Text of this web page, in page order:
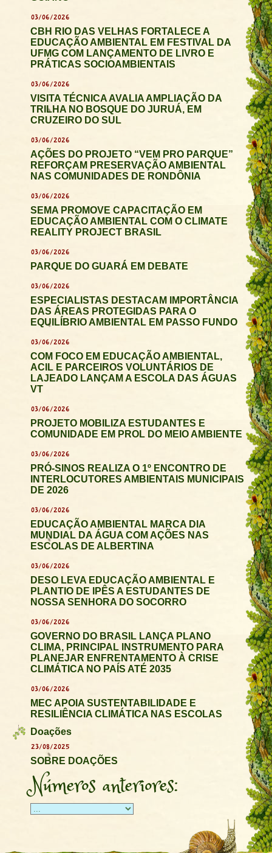
03/06/2026
CBH RIO DAS VELHAS FORTALECE A
EDUCAÇÃO AMBIENTAL EM FESTIVAL DA
UFMG COM LANÇAMENTO DE LIVRO E
PRÁTICAS SOCIOAMBIENTAIS
03/06/2026
VISITA TÉCNICA AVALIA AMPLIAÇÃO DA
TRILHA NO BOSQUE DO JURUÁ, EM
CRUZEIRO DO SUL
03/06/2026
AÇÕES DO PROJETO “VEM PRO PARQUE”
REFORÇAM PRESERVAÇÃO AMBIENTAL
NAS COMUNIDADES DE RONDÔNIA
03/06/2026
SEMA PROMOVE CAPACITAÇÃO EM
EDUCAÇÃO AMBIENTAL COM O CLIMATE
REALITY PROJECT BRASIL
03/06/2026
PARQUE DO GUARÁ EM DEBATE
03/06/2026
ESPECIALISTAS DESTACAM IMPORTÂNCIA
DAS ÁREAS PROTEGIDAS PARA O
EQUILÍBRIO AMBIENTAL EM PASSO FUNDO
03/06/2026
COM FOCO EM EDUCAÇÃO AMBIENTAL,
ACIL E PARCEIROS VOLUNTÁRIOS DE
LAJEADO LANÇAM A ESCOLA DAS ÁGUAS
VT
03/06/2026
PROJETO MOBILIZA ESTUDANTES E
COMUNIDADE EM PROL DO MEIO AMBIENTE
03/06/2026
PRÓ-SINOS REALIZA O 1º ENCONTRO DE
INTERLOCUTORES AMBIENTAIS MUNICIPAIS
DE 2026
03/06/2026
EDUCAÇÃO AMBIENTAL MARCA DIA
MUNDIAL DA ÁGUA COM AÇÕES NAS
ESCOLAS DE ALBERTINA
03/06/2026
DESO LEVA EDUCAÇÃO AMBIENTAL E
PLANTIO DE IPÊS A ESTUDANTES DE
NOSSA SENHORA DO SOCORRO
03/06/2026
GOVERNO DO BRASIL LANÇA PLANO
CLIMA, PRINCIPAL INSTRUMENTO PARA
PLANEJAR ENFRENTAMENTO À CRISE
CLIMÁTICA NO PAÍS ATÉ 2035
03/06/2026
MEC APOIA SUSTENTABILIDADE E
RESILIÊNCIA CLIMÁTICA NAS ESCOLAS
Doações
23/08/2025
SOBRE DOAÇÕES
Números anteriores: